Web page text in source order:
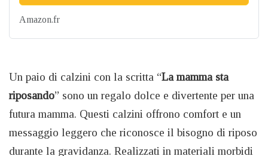
Amazon.fr
Un paio di calzini con la scritta “La mamma sta
riposando” sono un regalo dolce e divertente per una
futura mamma. Questi calzini offrono comfort e un
messaggio leggero che riconosce il bisogno di riposo
durante la gravidanza. Realizzati in materiali morbidi